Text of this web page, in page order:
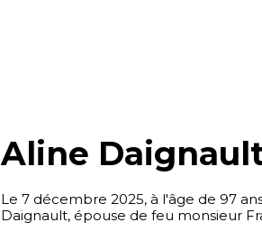
Aline
Le 7 décembre 2025, à l'âge de 97
Daignault, épouse de feu monsieur